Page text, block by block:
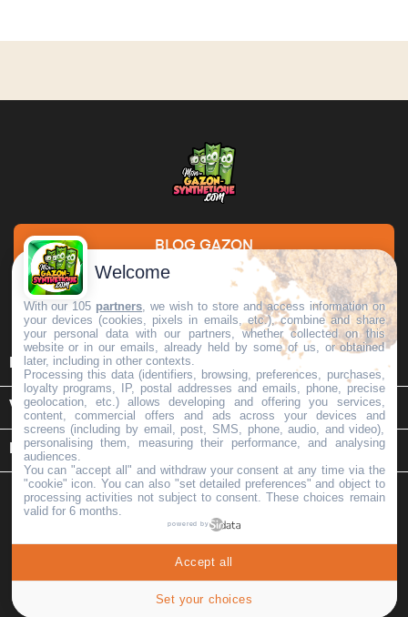
BLOG GAZON
DEMANDE DE DEVIS
INFORMATIONS 
VOTRE COMPTE 
INFORMATIONS SUR LE MAGASIN keyboard_arrow_down
Mon Gazon Synthétique
Réservés | MGS | Tva: FR35518331277 | Capital: 15000
Mentions légalesConditions Générales de Vente
Welcome
With our 105 partners , we wish to store and access information on
your devices (cookies, pixels in emails, etc.), combine and share
your personal data with our partners, whether collected on this
website or in our emails, already held by some of us, or obtained
later, including in other contexts.
Processing this data (identifiers, browsing, preferences, purchases,
loyalty programs, IP, postal addresses and emails, phone, precise
geolocation, etc.) allows developing and offering you services,
content, commercial offers and ads across your devices and
screens (including by email, post, SMS, phone, audio, and video),
personalising them, measuring their performance, and analysing
audiences.
You can "accept all" and withdraw your consent at any time via the
"cookie" icon . You can also "set detailed preferences" and object to
processing activities not subject to consent. These choices remain
valid for 6 months.
powered by
Set your choices
Accept all